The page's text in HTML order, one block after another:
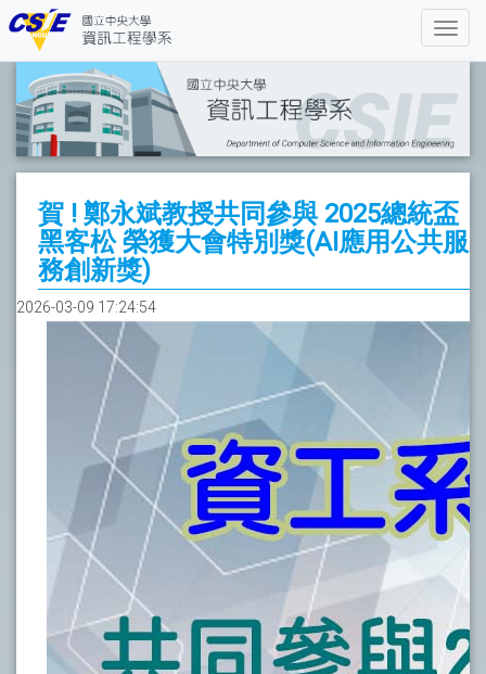
賀 ! 鄭永斌教授共同參與 2025總統盃
黑客松 榮獲大會特別獎(AI應用公共服
務創新獎)
2026-03-09 17:24:54